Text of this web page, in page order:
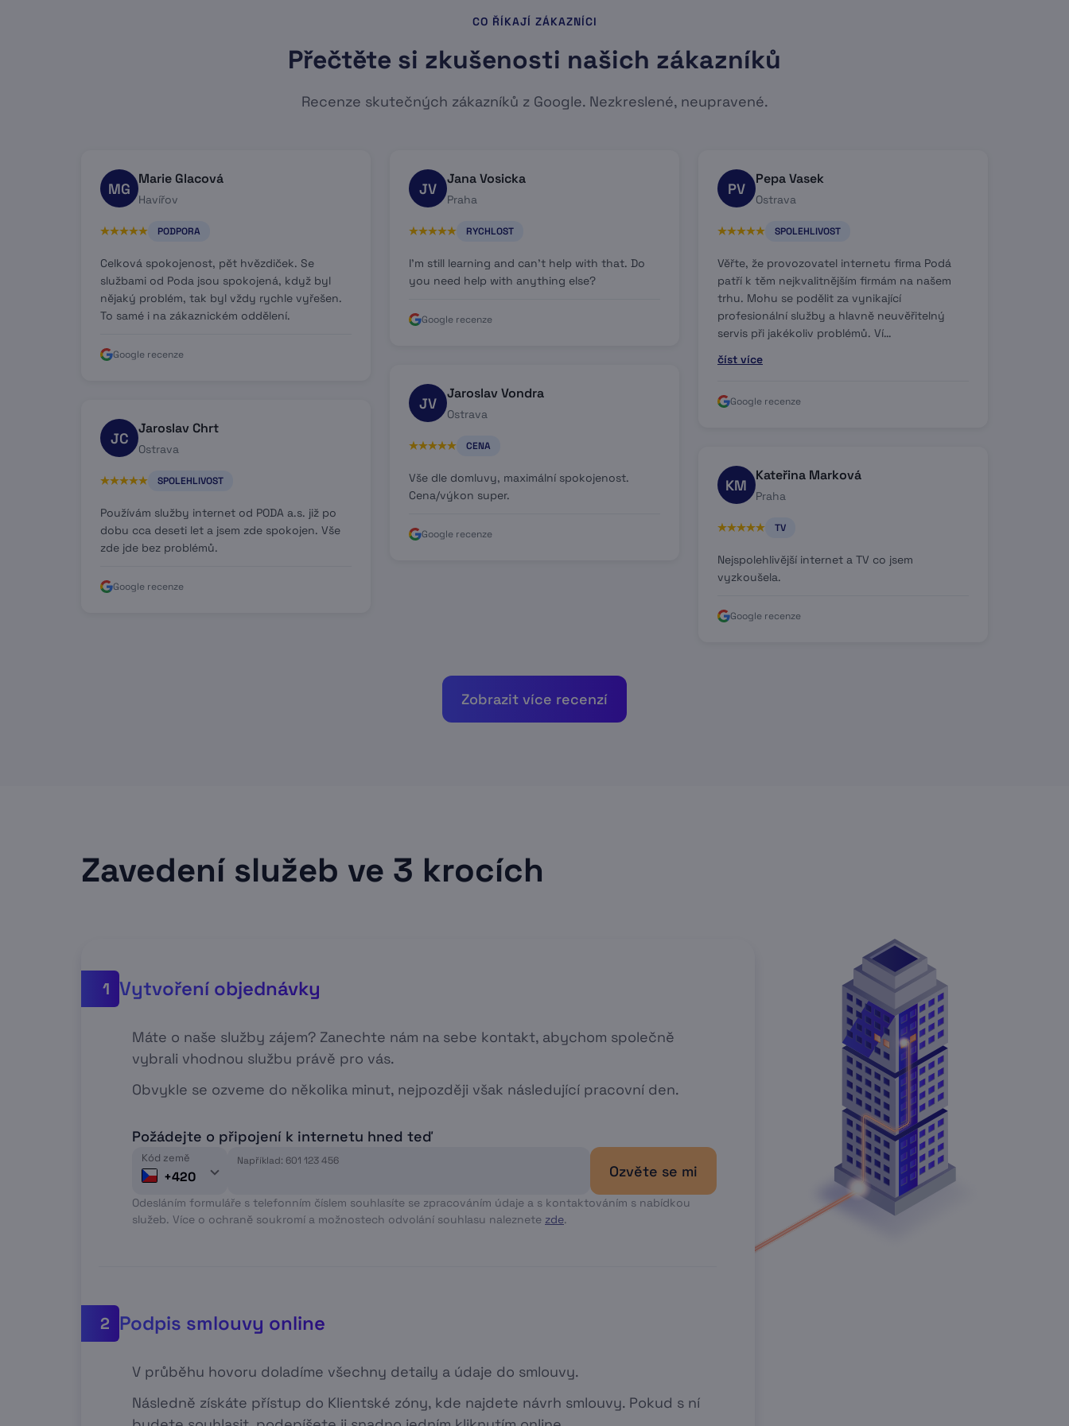
CO ŘÍKAJÍ ZÁKAZNÍCI
Přečtěte si zkušenosti našich zákazníků
Recenze skutečných zákazníků z Google. Nezkreslené, neupravené.
MG
Marie Glacová
Havířov
PODPORA
Celková spokojenost, pět hvězdiček. Se
službami od Poda jsou spokojená, když byl
nějaký problém, tak byl vždy rychle vyřešen.
To samé i na zákaznickém oddělení.
Google recenze
JV
Jana Vosicka
Praha
RYCHLOST
I'm still learning and can't help with that. Do
you need help with anything else?
Google recenze
PV
Pepa Vasek
Ostrava
SPOLEHLIVOST
Věřte, že provozovatel internetu firma Podá
patří k těm nejkvalitnějším firmám na našem
trhu. Mohu se podělit za vynikající
profesionální služby a hlavně neuvěřitelný
servis při jakékoliv problémů. Ví…
číst více
Google recenze
JV
Jaroslav Vondra
Ostrava
CENA
Vše dle domluvy, maximální spokojenost.
Cena/výkon super.
Google recenze
JC
Jaroslav Chrt
Ostrava
SPOLEHLIVOST
Používám služby internet od PODA a.s. již po
dobu cca deseti let a jsem zde spokojen. Vše
zde jde bez problémů.
Google recenze
KM
Kateřina Marková
Praha
TV
Nejspolehlivější internet a TV co jsem
vyzkoušela.
Google recenze
Zobrazit více recenzí
Zavedení služeb ve 3 krocích
1 Vytvoření objednávky
Máte o naše služby zájem? Zanechte nám na sebe kontakt, abychom společně
vybrali vhodnou službu právě pro vás.
Obvykle se ozveme do několika minut, nejpozději však následující pracovní den.
Požádejte o připojení k internetu hned teď
Kód země
+420
Například: 601 123 456
Ozvěte se mi
Odesláním formuláře s telefonním číslem souhlasíte se zpracováním údaje a s kontaktováním s nabídkou
služeb. Více o ochraně soukromí a možnostech odvolání souhlasu naleznete zde.
2 Podpis smlouvy online
V průběhu hovoru doladíme všechny detaily a údaje do smlouvy.
Následně získáte přístup do Klientské zóny, kde najdete návrh smlouvy. Pokud s ní